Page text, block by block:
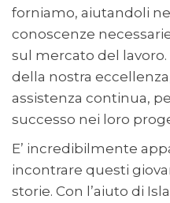
forniamo, aiutandoli
conoscenze
sul mercato del
della nostra
assistenza continua,
successo nei loro
E’ incredibilmente
incontrare questi
storie. Con l’aiuto di